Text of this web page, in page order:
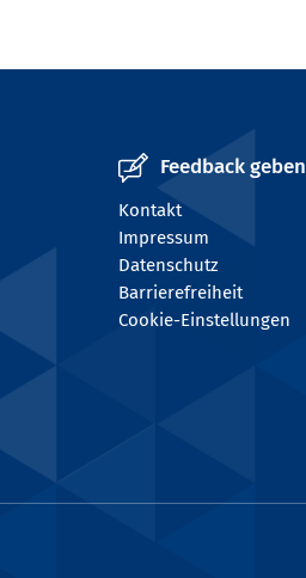
Feedback geben
Kontakt
Impressum
Datenschutz
Barrierefreiheit
Cookie-Einstellungen